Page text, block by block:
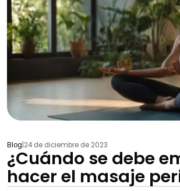
Blog 24 de diciembre de 2023
¿Cuándo se debe
hacer el masaje